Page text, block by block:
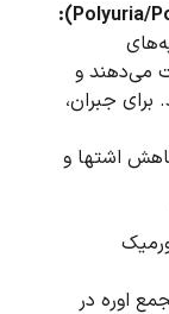
می‌دهند و
برای جبران،
اشتها و
اوره در